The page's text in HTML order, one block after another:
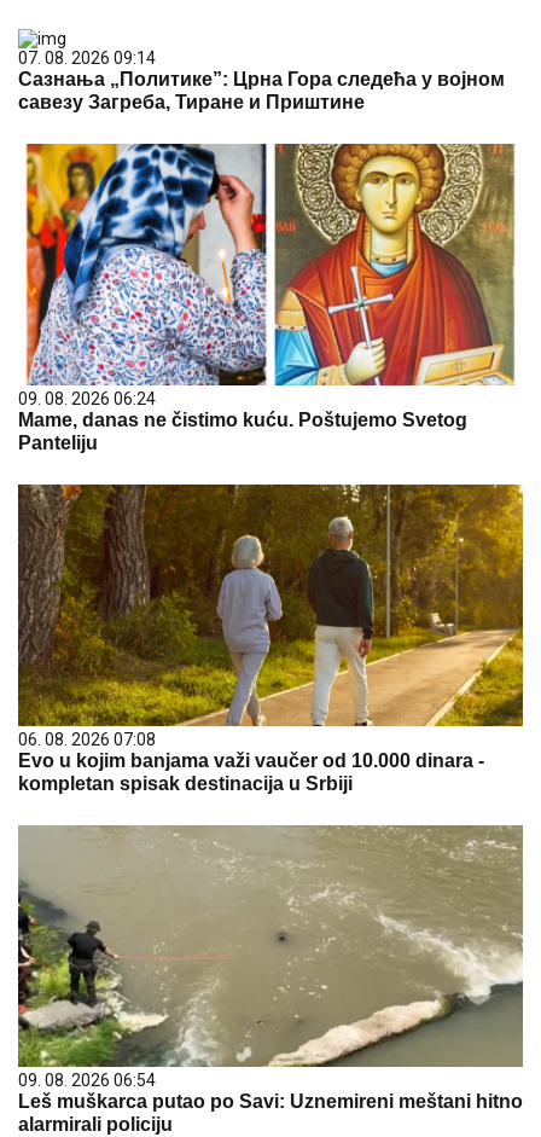
07. 08. 2026 09:14
Сазнања „Политике”: Црна Гора следећа у војном
савезу Загреба, Тиране и Приштине
09. 08. 2026 06:24
Mame, danas ne čistimo kuću. Poštujemo Svetog
Panteliju
06. 08. 2026 07:08
Evo u kojim banjama važi vaučer od 10.000 dinara -
kompletan spisak destinacija u Srbiji
09. 08. 2026 06:54
Leš muškarca putao po Savi: Uznemireni meštani hitno
alarmirali policiju